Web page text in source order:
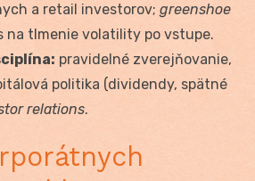
a retail investorov; greenshoe
na tlmenie volatility po vstupe.
pravidelné zverejňovanie,
politika (dividendy, spätné
relations.